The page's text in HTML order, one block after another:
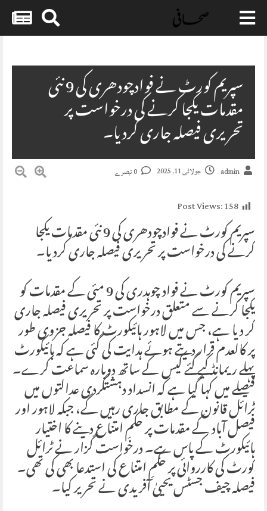
Skip
سپریم کورٹ نے فوادچودھری کی 9 نئیمقدمات یکجا کرنے کی درخواست پر
تحریری فیصلہ جاری کردیا۔
admin جولائی 11, 2025
Post Views:158
سپریم کورٹ نے فوادچودھری کی 9 نئی مقدمات یکجا
کرنے کی درخواست پر تحریری فیصلہ جاری کردیا۔
سپریم کورٹ نے فواد چوہدری کی 9 مئی کے مقدمات کو
یکجا کرنے سے متعلق درخواست پر تحریری فیصلہ جاری
کر دیا ہے، جس میں لاہور ہائیکورٹ کا فیصلہ جزوی طور
پر کالعدم قرار دیتے ہوئے ہدایت کی گئی ہے کہ ہائیکورٹ
پہلے ریمانڈ کیے گئے کیس کے ساتھ دوبارہ سماعت کرے۔
فیصلے میں کہا گیا ہے کہ انسداد دہشتگردی عدالتوں میں
ٹرائل قانون کے مطابق جاری رہیں گے، جبکہ لاہور اور
فیصل آباد کے مقدمات پر حکمِ امتناع دینے کا اختیار
ہائیکورٹ کے پاس ہے۔ درخواست گزار نے ٹرائل
کورٹ کی کارروائی پر حکمِ امتناع کی استدعا بھی کی تھی۔
فیصلہ چیف جسٹس یحییٰ آفریدی نے تحریر کیا۔